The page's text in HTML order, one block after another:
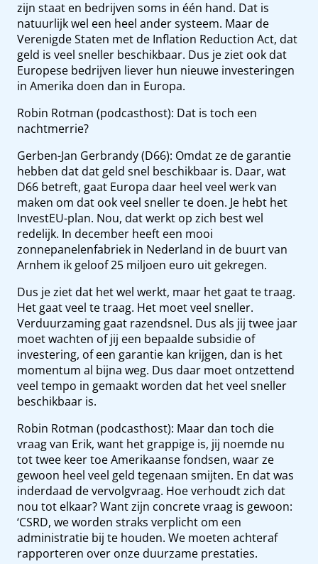
zijn staat en bedrijven soms in één hand. Dat is
natuurlijk wel een heel ander systeem. Maar de
Verenigde Staten met de Inflation Reduction Act, dat
geld is veel sneller beschikbaar. Dus je ziet ook dat
Europese bedrijven liever hun nieuwe investeringen
in Amerika doen dan in Europa.
Robin Rotman (podcasthost): Dat is toch een
nachtmerrie?
Gerben-Jan Gerbrandy (D66): Omdat ze de garantie
hebben dat dat geld snel beschikbaar is. Daar, wat
D66 betreft, gaat Europa daar heel veel werk van
maken om dat ook veel sneller te doen. Je hebt het
InvestEU-plan. Nou, dat werkt op zich best wel
redelijk. In december heeft een mooi
zonnepanelenfabriek in Nederland in de buurt van
Arnhem ik geloof 25 miljoen euro uit gekregen.
Dus je ziet dat het wel werkt, maar het gaat te traag.
Het gaat veel te traag. Het moet veel sneller.
Verduurzaming gaat razendsnel. Dus als jij twee jaar
moet wachten of jij een bepaalde subsidie of
investering, of een garantie kan krijgen, dan is het
momentum al bijna weg. Dus daar moet ontzettend
veel tempo in gemaakt worden dat het veel sneller
beschikbaar is.
Robin Rotman (podcasthost): Maar dan toch die
vraag van Erik, want het grappige is, jij noemde nu
tot twee keer toe Amerikaanse fondsen, waar ze
gewoon heel veel geld tegenaan smijten. En dat was
inderdaad de vervolgvraag. Hoe verhoudt zich dat
nou tot elkaar? Want zijn concrete vraag is gewoon:
‘CSRD, we worden straks verplicht om een
administratie bij te houden. We moeten achteraf
rapporteren over onze duurzame prestaties.